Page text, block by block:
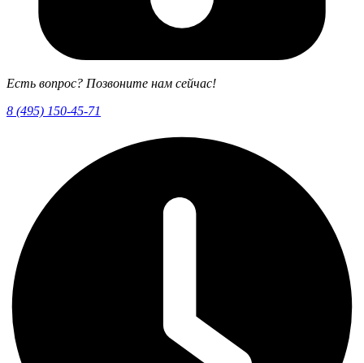
Есть вопрос? Позвоните нам сейчас!
8 (495) 150-45-71